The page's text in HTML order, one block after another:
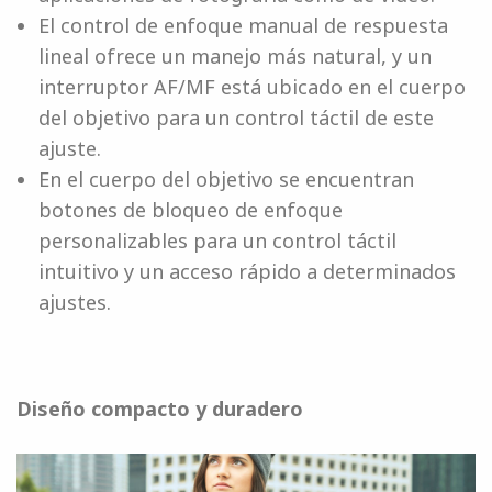
El control de enfoque manual de respuesta
lineal ofrece un manejo más natural, y un
interruptor AF/MF está ubicado en el cuerpo
del objetivo para un control táctil de este
ajuste.
En el cuerpo del objetivo se encuentran
botones de bloqueo de enfoque
personalizables para un control táctil
intuitivo y un acceso rápido a determinados
ajustes.
Diseño compacto y duradero